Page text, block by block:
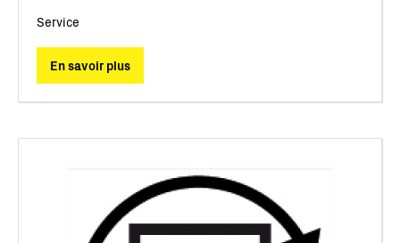
Service
En savoir plus